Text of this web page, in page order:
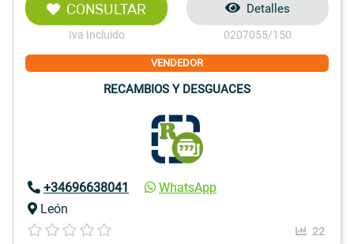
CONSULTAR
Iva Incluido
Detalles
0207055/150
VENDEDOR
RECAMBIOS Y DESGUACES
+34696638041
WhatsApp
León
22